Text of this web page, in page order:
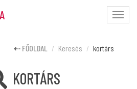
Toggle
FŐOLDAL Keresés kortárs
KORTÁRS